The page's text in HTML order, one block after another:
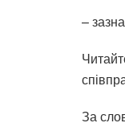
–
За